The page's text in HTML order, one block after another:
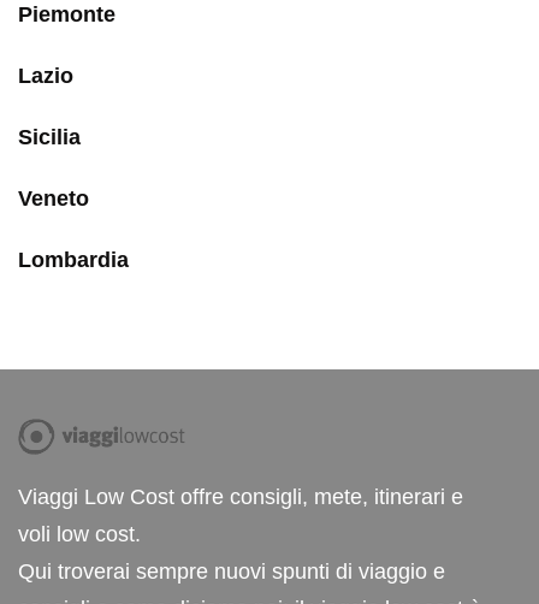
Piemonte
Lazio
Sicilia
Veneto
Lombardia
Viaggi Low Cost offre consigli, mete, itinerari e
voli low cost.
Qui troverai sempre nuovi spunti di viaggio e